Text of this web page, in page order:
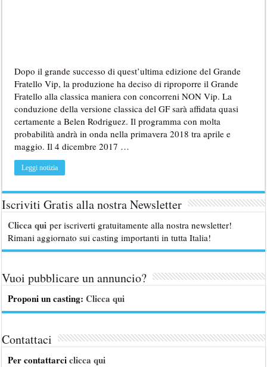
Dopo il grande successo di quest’ultima edizione del Grande
Fratello Vip, la produzione ha deciso di riproporre il Grande
Fratello alla classica maniera con concorreni NON Vip. La
conduzione della versione classica del GF sarà affidata quasi
certamente a Belen Rodriguez. Il programma con molta
probabilità andrà in onda nella primavera 2018 tra aprile e
maggio. Il 4 dicembre 2017 …
Leggi notizia
Iscriviti Gratis alla nostra Newsletter
Clicca qui per iscriverti gratuitamente alla nostra newsletter!
Rimani aggiornato sui casting importanti in tutta Italia!
Vuoi pubblicare un annuncio?
Proponi un casting:Clicca qui
Contattaci
Per contattarciclicca qui